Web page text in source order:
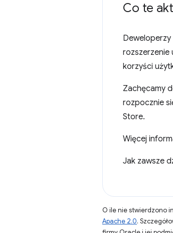
Co te
rozszerzenie
korzyści
Zachęcamy
rozpocznie
Store.
Więcej
Jak zawsze
O ile nie stwierdzono
Apache 2.0.